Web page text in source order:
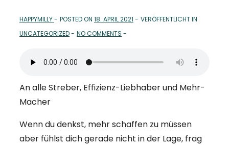
HAPPYMILLY POSTED ON 18. APRIL 2021
VERÖFFENTLICHT IN
UNCATEGORIZED
NO COMMENTS
An alle Streber, Effizienz-Liebhaber und Mehr-
Macher
Wenn du denkst, mehr schaffen zu müssen
aber fühlst dich gerade nicht in der Lage, frag